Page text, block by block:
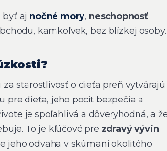
byť aj nočné mory, neschopnosť
kamkoľvek, bez blízkej osoby.
starostlivosť o dieťa preň vytvárajú
pre dieťa, jeho pocit bezpečia a
je spoľahlivá a dôveryhodná, a
To je kľúčové pre zdravý vývin
jeho odvaha v skúmaní okolitého